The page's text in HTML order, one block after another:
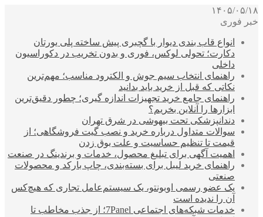
۱۴۰۵/۰۵/۱۸
خبر فوری
انواع قاب بندی دیوار با گچبری پیش ساخته پلی یورتان
دکارت؛ تحولی لوکس، فوری و بدون تخریب در دکوراسیون
داخلی
راهنمای انتخاب سیم جوش و الکترود مناسب؛ مهم‌ترین
نکاتی که قبل از خرید باید بدانید
راهنمای جامع خرید تجهیزات اندازه گیری؛ چطور دقیق‌ترین
ابزارها را آنلاین بخریم؟
دندانپزشکی تحت بیهوشی در شرق تهران
سوالات متداول درباره خرید و نصب گیت فروشگاهی؛ از
قیمت تا تنظیم حساسیت و علت بوق زدن
اهمیت آگهی برای تبلیغ محصول، خدمات و برندینگ در صنعت
راهنمای خرید لیبل برای بسته‌بندی، چاپ بارکد و محصولات
صنعتی
یک عضو رسمی اوبونتو، یک سیستم‌عامل تجاری که هیچ‌کس
آن را ندیده است
خدمات شبکه‌های اجتماعی 7Panel؛ از جذب مخاطب تا